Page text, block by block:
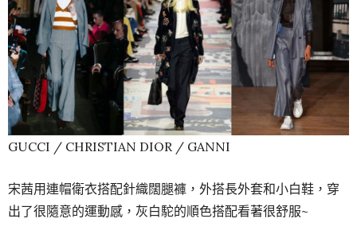
GUCCI / CHRISTIAN DIOR / GANNI
宋茜用連帽衛衣搭配針織闊腿褲，外搭長外套和小白鞋，穿
出了很隨意的運動感，灰白駝的順色搭配看著很舒服~